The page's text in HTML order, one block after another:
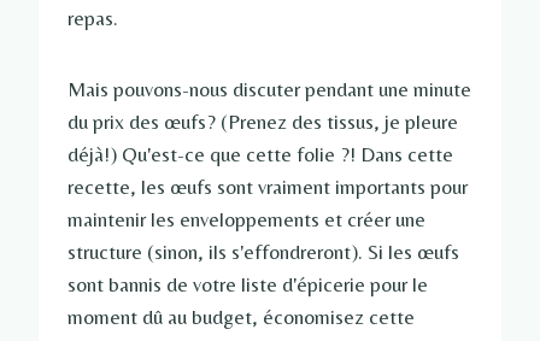
repas.
Mais pouvons-nous discuter pendant une minute
du prix des œufs? (Prenez des tissus, je pleure
déjà!) Qu'est-ce que cette folie ?! Dans cette
recette, les œufs sont vraiment importants pour
maintenir les enveloppements et créer une
structure (sinon, ils s'effondreront). Si les œufs
sont bannis de votre liste d'épicerie pour le
moment dû au budget, économisez cette